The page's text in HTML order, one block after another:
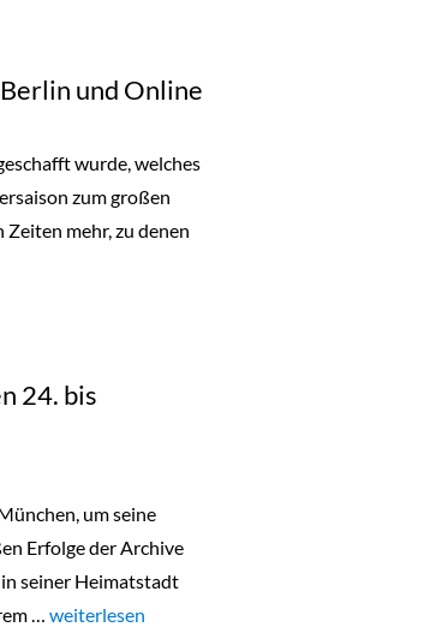
und Online
wurde, welches
zum großen
mehr, zu denen
in Köln, Berlin und Online“
24. bis
um seine
Erfolge der Archive
in seiner Heimatstadt
… „Lala Berlin Flash Sale in München 24. bis
weiterlesen